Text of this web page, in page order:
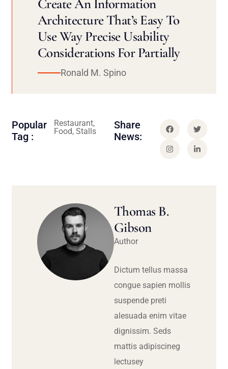
Create An Information
Architecture That’s Easy To
Use Way Precise Usability
Considerations For Partially
Ronald M. Spino
Popular
Tag :
Restaurant,
Food, Stalls
Share
News:
Thomas B.
Gibson
Author
Dictum tellus massa
congue sapien mollis
suspende preti
alesuada enim vitae
dignissim. Seds
mattis adipiscineg
lectusey